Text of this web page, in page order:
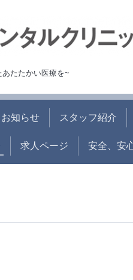
たたかい医療を~
お知らせ スタッフ紹介
求人ページ 安全、安